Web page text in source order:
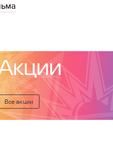
Все акции